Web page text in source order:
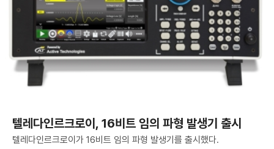
텔레다인르크로이, 16비트 임의 파형 발생기 출시
​텔레다인르크로이가 16비트 임의 파형 발생기를 출시했다.